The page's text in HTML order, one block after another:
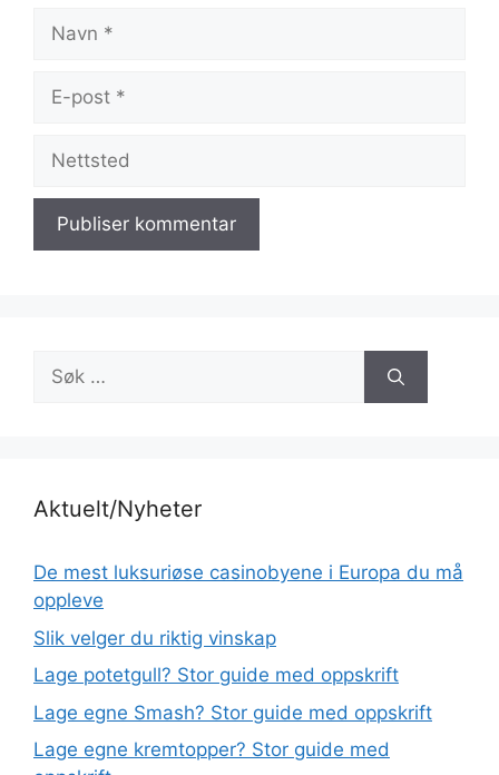
Navn
Nettsted
Søk
etter:
Aktuelt/Nyheter
De mest luksuriøse casinobyene i Europa du må
oppleve
Slik velger du riktig vinskap
Lage potetgull? Stor guide med oppskrift
Lage egne Smash? Stor guide med oppskrift
Lage egne kremtopper? Stor guide med